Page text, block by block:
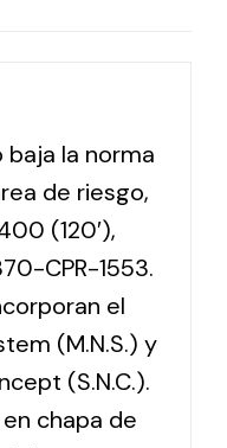
baja la norma
de riesgo,
(120′),
CPR-1553.
el
(M.N.S.) y
(S.N.C.).
chapa de